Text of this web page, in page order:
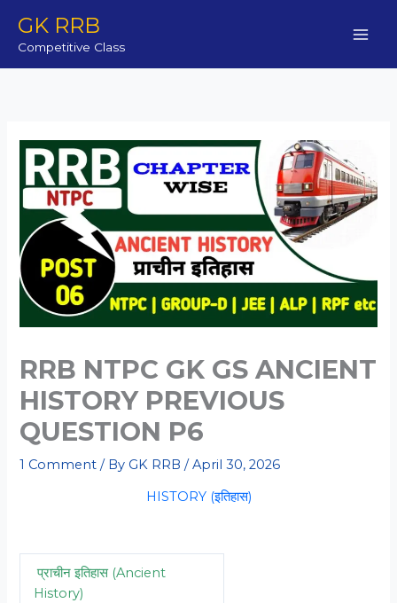
content
GK RRB
Competitive Class
RRB NTPC GK GS ANCIENT
HISTORY PREVIOUS
QUESTION P6
1 Comment / By GK RRB/April 30, 2026
HISTORY (इतिहास)
प्राचीन इतिहास (Ancient
History)